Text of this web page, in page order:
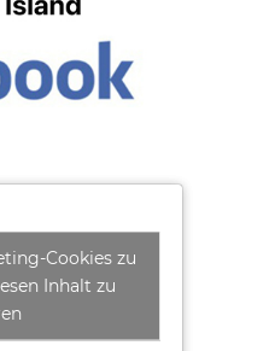
Cookies zu
Inhalt zu